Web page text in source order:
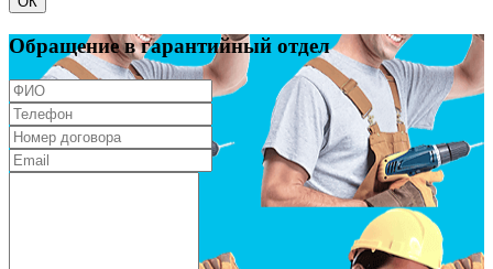
Обращение в гарантийный отдел